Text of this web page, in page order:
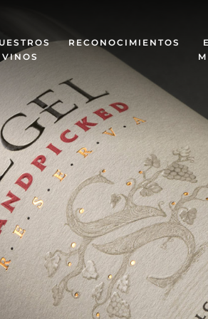
VINOS
RECONOCIMIENTOS